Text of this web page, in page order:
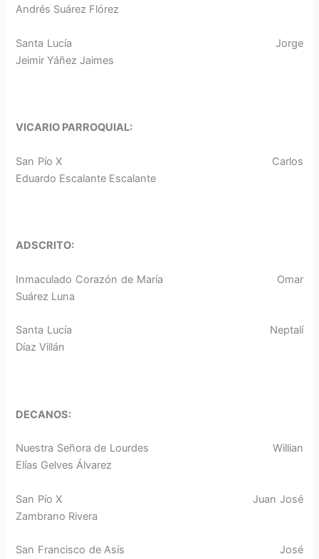
Andrés Suárez Flórez
Santa Lucía Jorge
Jeimir Yáñez Jaimes
VICARIO PARROQUIAL:
San Pío X Carlos
Eduardo Escalante Escalante
ADSCRITO:
Inmaculado Corazón de María Omar
Suárez Luna
Santa Lucía Neptalí
Díaz Villán
DECANOS:
Nuestra Señora de Lourdes Willian
Elías Gelves Álvarez
San Pío X Juan José
Zambrano Rivera
San Francisco de Asís José